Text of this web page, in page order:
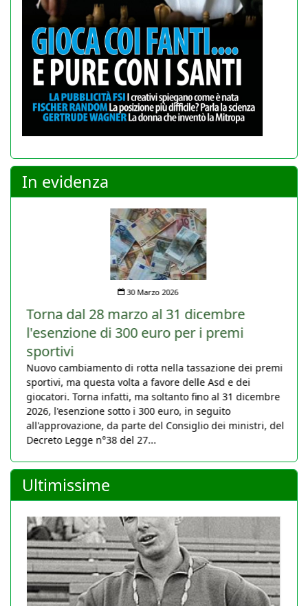
In evidenza
30 Marzo 2026
Torna dal 28 marzo al 31 dicembre
l'esenzione di 300 euro per i premi
sportivi
Nuovo cambiamento di rotta nella tassazione dei premi
sportivi, ma questa volta a favore delle Asd e dei
giocatori. Torna infatti, ma soltanto fino al 31 dicembre
2026, l'esenzione sotto i 300 euro, in seguito
all'approvazione, da parte del Consiglio dei ministri, del
Decreto Legge n°38 del 27...
Ultimissime